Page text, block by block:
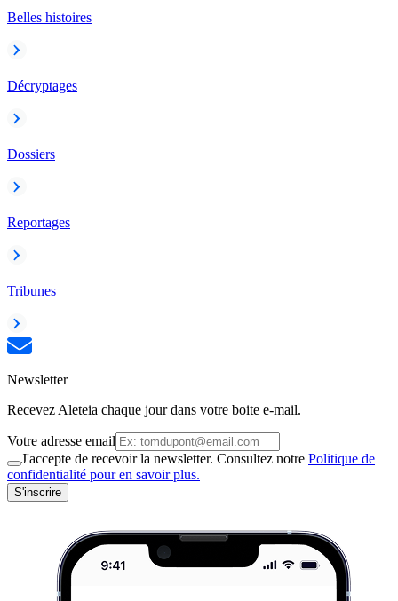
Belles histoires
Décryptages
Dossiers
Reportages
Tribunes
Newsletter
Recevez Aleteia chaque jour dans votre boite e-mail.
Votre adresse email
J'accepte de recevoir la newsletter. Consultez notre Politique de
confidentialité pour en savoir plus.
S'inscrire